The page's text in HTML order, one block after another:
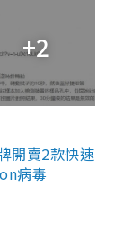
+2
開賣2款快速
病毒